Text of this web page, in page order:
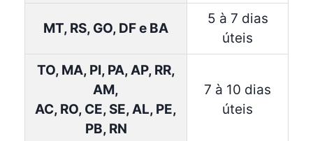
MT, RS, GO, DF e BA
5 à 7 dias
úteis
TO, MA, PI, PA, AP, RR,
AM,
AC, RO, CE, SE, AL, PE,
PB, RN
7 à 10 dias
úteis